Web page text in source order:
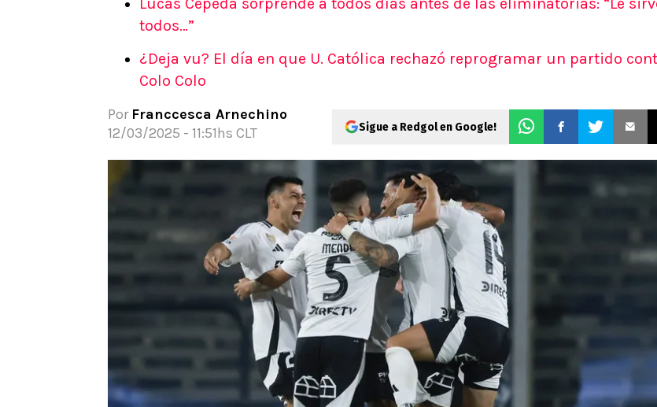
Apuesta del día
todos…”
¿Deja vu? El día en que U. Católica rechazó reprogramar un partido
Colo Colo
Por Franccesca Arnechino
12/03/2025 - 11:51hs CLT
Sigue a Redgol en Google!